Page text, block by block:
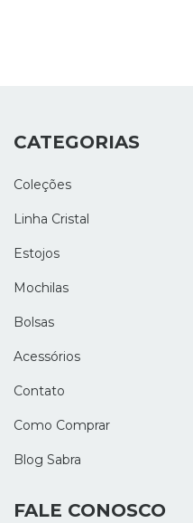
CATEGORIAS
Coleções
Linha Cristal
Estojos
Mochilas
Bolsas
Acessórios
Contato
Como Comprar
Blog Sabra
FALE CONOSCO